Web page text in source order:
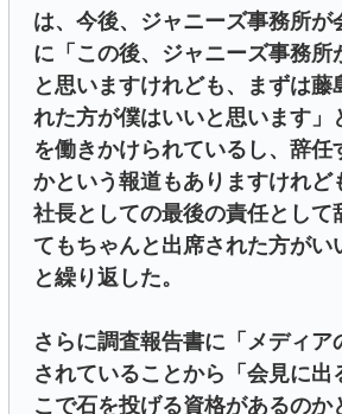
は、今後、ジャニーズ事務所が
に「この後、ジャニーズ事務所
と思いますけれども、まずは藤
れた方が僕はいいと思います」
を働きかけられているし、辞任
かという報道もありますけれど
社長としての最後の責任として
てもちゃんと出席された方がい
と繰り返した。
さらに調査報告書に「メディア
されていることから「会見に出
こで石を投げる資格があるのか